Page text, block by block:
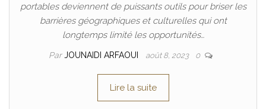
portables deviennent de puissants outils pour briser les
barrières géographiques et culturelles qui ont
longtemps limité les opportunités…
ParJOUNAIDI ARFAOUI août 8, 2023 0
Lire la suite